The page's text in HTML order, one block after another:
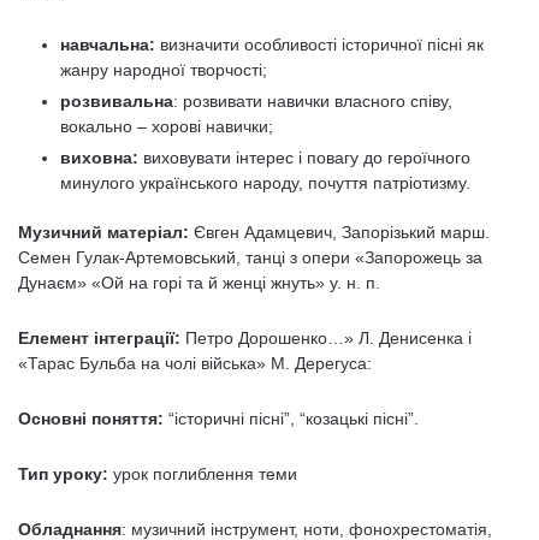
навчальна: визначити особливості історичної пісні як
жанру народної творчості;
розвивальна: розвивати навички власного співу,
вокально – хорові навички;
виховна: виховувати інтерес і повагу до героїчного
минулого українського народу, почуття патріотизму.
Музичний матеріал: Євген Адамцевич, Запорізький марш.
Семен Гулак-Артемовський, танці з опери «Запорожець за
Дунаєм» «Ой на горі та й женці жнуть» у. н. п.
Елемент інтеграції: Петро Дорошенко…» Л. Денисенка і
«Тарас Бульба на чолі війська» М. Дерегуса:
Основні поняття: “історичні пісні”, “козацькі пісні”.
Тип уроку: урок поглиблення теми
Обладнання: музичний інструмент, ноти, фонохрестоматія,